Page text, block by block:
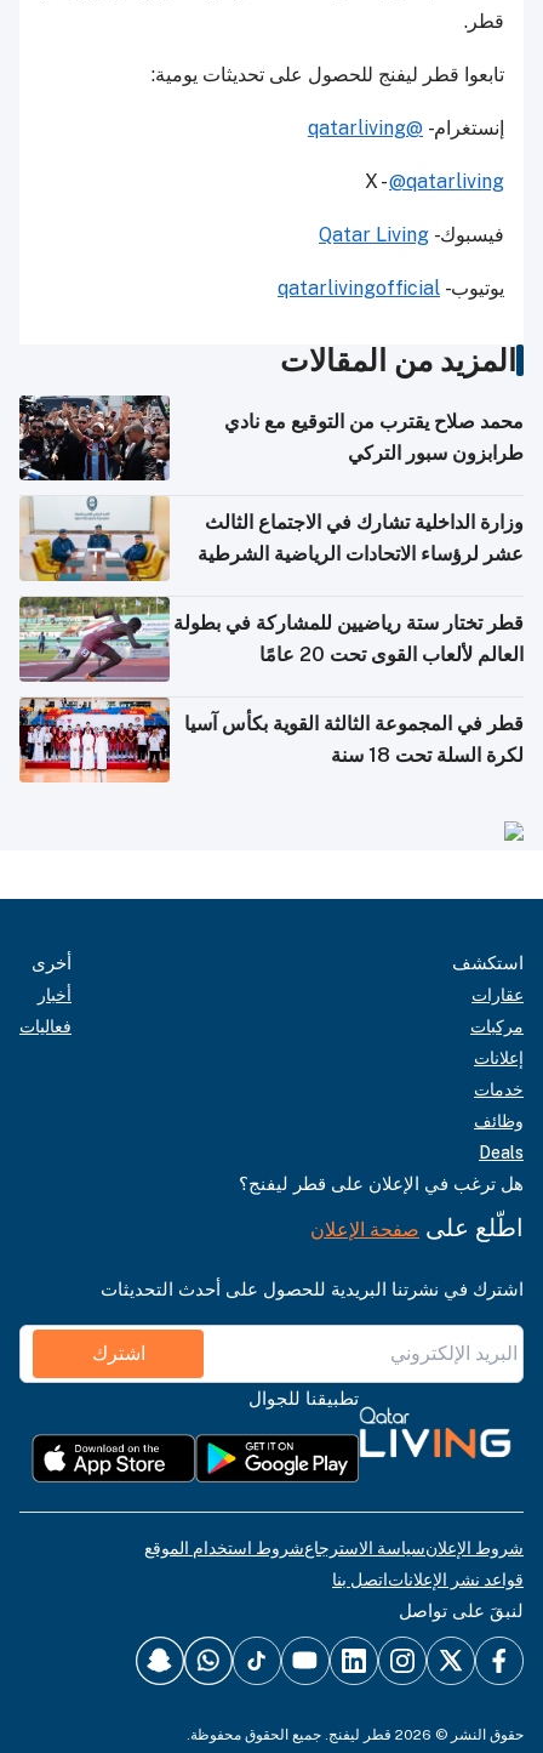
قطر.
تابعوا قطر ليفنج للحصول على تحديثات يومية:
إنستغرام - @qatarliving
X -@qatarliving
فيسبوك - Qatar Living
يوتيوب - qatarlivingofficial
المزيد من المقالات
محمد صلاح يقترب من التوقيع مع نادي
طرابزون سبور التركي
وزارة الداخلية تشارك في الاجتماع الثالث
عشر لرؤساء الاتحادات الرياضية الشرطية
قطر تختار ستة رياضيين للمشاركة في بطولة
العالم لألعاب القوى تحت 20 عامًا
قطر في المجموعة الثالثة القوية بكأس آسيا
لكرة السلة تحت 18 سنة
استكشف
عقارات
مركبات
إعلانات
خدمات
وظائف
Deals
أخرى
أخبار
فعاليات
هل ترغب في الإعلان على قطر ليفنج؟
اطّلع على صفحة الإعلان
اشترك في نشرتنا البريدية للحصول على أحدث التحديثات
اشترك
تطبيقنا للجوال
شروط الإعلانسياسة الاسترجاعشروط استخدام الموقع
قواعد نشر الإعلاناتاتصل بنا
لنبقَ على تواصل
حقوق النشر © 2026 قطر ليفنج. جميع الحقوق محفوظة.